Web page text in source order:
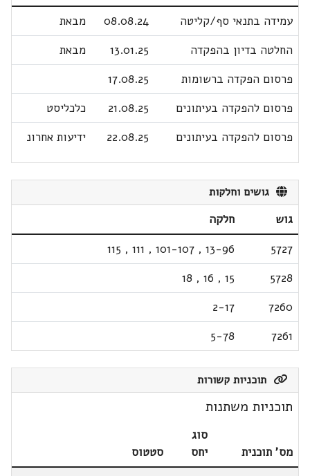
עמידה בתנאי סף/קליטה
08.08.24
מבאת
החלטה בדיון בהפקדה
13.01.25
מבאת
פרסום הפקדה ברשומות
17.08.25
פרסום להפקדה בעיתונים
21.08.25
כלכליסט
פרסום להפקדה בעיתונים
22.08.25 ידיעות אחרונ
גושים וחלקות
גוש
חלקה
5727
13-96
,
101-107
,
111
,
115
5728
15
,
16
,
18
7260
2-17
7261
5-78
תוכניות קשורות
תוכניות משתנות
מס' תוכנית
סוג
יחס
סטטוס